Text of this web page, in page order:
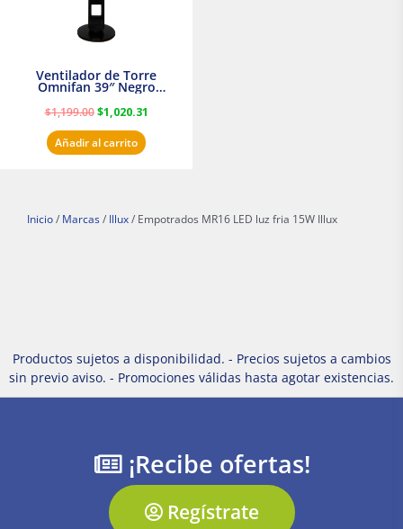
Ventilador de Torre
Omnifan 39″ Negro
$1,199.00 $1,020.31
Añadir al carrito
Inicio / Marcas / Illux / Empotrados MR16 LED luz fria 15W Illux
Productos sujetos a disponibilidad. - Precios sujetos a cambios
sin previo aviso. - Promociones válidas hasta agotar existencias.
¡Recibe ofertas!
Regístrate